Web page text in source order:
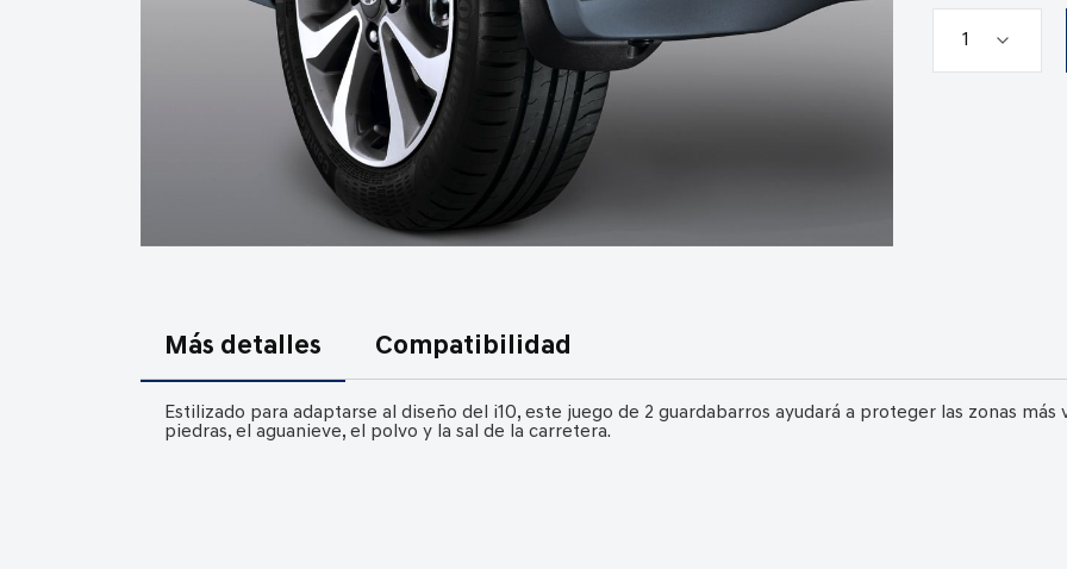
comienzo
galería
Más detalles Compatibilidad
Estilizado para adaptarse al diseño del i10, este juego de 2 guardabarros ayudará a proteger las zonas más
piedras, el aguanieve, el polvo y la sal de la carretera.